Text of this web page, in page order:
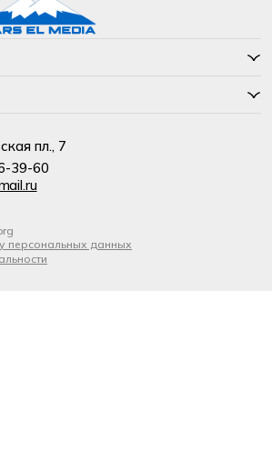
пл., 7
39-60
персональных данных